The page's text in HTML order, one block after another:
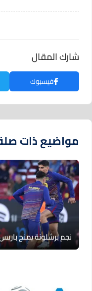
شارك المقال
فيسبوك
مواضيع ذات صلة
نجم برشلونة يمنح باريس